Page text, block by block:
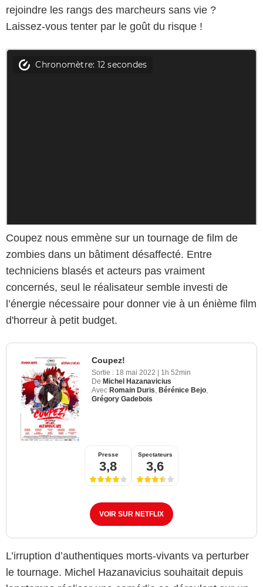
rejoindre les rangs des marcheurs sans vie ?
Laissez-vous tenter par le goût du risque !
Coupez nous emmène sur un tournage de film de
zombies dans un bâtiment désaffecté. Entre
techniciens blasés et acteurs pas vraiment
concernés, seul le réalisateur semble investi de
l’énergie nécessaire pour donner vie à un énième film
d'horreur à petit budget.
Coupez!
Sortie : 18 mai 2022 | 1h 52min
De Michel Hazanavicius
Avec Romain Duris Bérénice Bejo
Grégory Gadebois
Presse
3,8
Spectateurs
3,6
VOIR SUR NETFLIX
L’irruption d’authentiques morts-vivants va perturber
le tournage. Michel Hazanavicius souhaitait depuis